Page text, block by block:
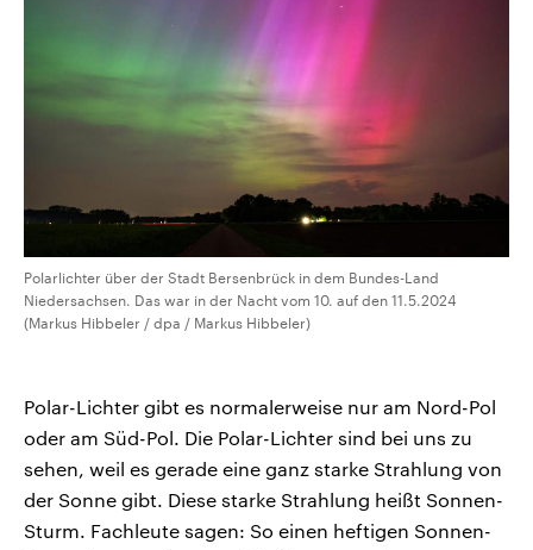
Polarlichter über der Stadt Bersenbrück in dem Bundes-Land
Niedersachsen. Das war in der Nacht vom 10. auf den 11.5.2024
(Markus Hibbeler / dpa / Markus Hibbeler)
Polar-Lichter gibt es normalerweise nur am Nord-Pol
oder am Süd-Pol. Die Polar-Lichter sind bei uns zu
sehen, weil es gerade eine ganz starke Strahlung von
der Sonne gibt. Diese starke Strahlung heißt Sonnen-
Sturm. Fachleute sagen: So einen heftigen Sonnen-